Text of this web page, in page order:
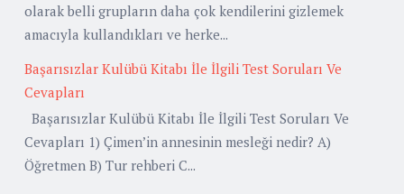
olarak belli grupların daha çok kendilerini gizlemek
amacıyla kullandıkları ve herke...
Başarısızlar Kulübü Kitabı İle İlgili Test Soruları Ve
Cevapları
Başarısızlar Kulübü Kitabı İle İlgili Test Soruları Ve
Cevapları 1) Çimen’in annesinin mesleği nedir? A)
Öğretmen B) Tur rehberi C...